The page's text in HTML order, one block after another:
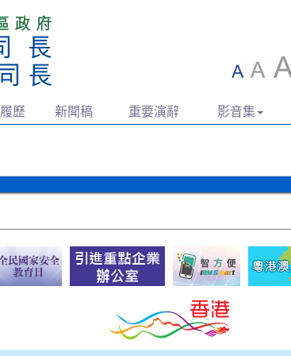
履歷 新聞稿 重要演辭 影音集